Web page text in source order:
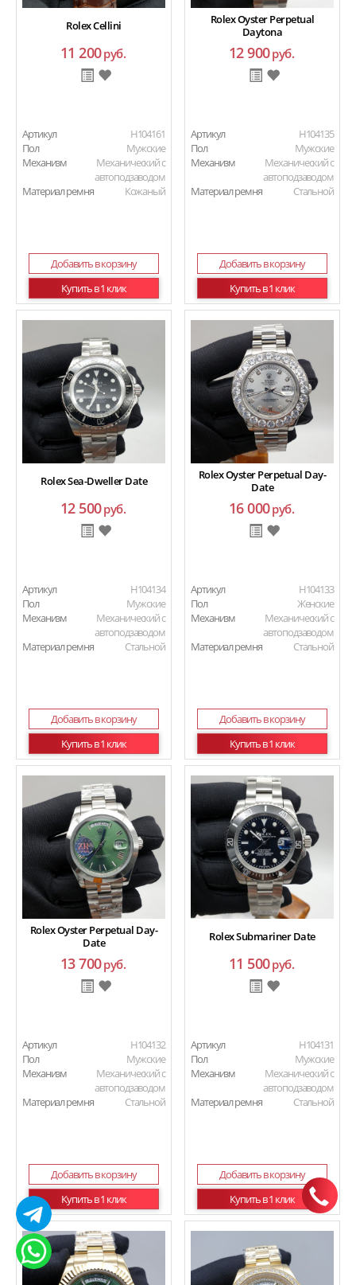
Rolex Cellini
11 200руб.
Артикул
H104161
Пол
Мужские
Механизм
Механический с
автоподзаводом
Материал ремня
Кожаный
Добавить в корзину
Купить в 1 клик
Rolex Oyster Perpetual
Daytona
12 900руб.
Артикул
H104135
Пол
Мужские
Механизм
Механический с
автоподзаводом
Материал ремня
Стальной
Добавить в корзину
Купить в 1 клик
Rolex Sea-Dweller Date
12 500руб.
Артикул
H104134
Пол
Мужские
Механизм
Механический с
автоподзаводом
Материал ремня
Стальной
Добавить в корзину
Купить в 1 клик
Rolex Oyster Perpetual Day-
Date
16 000руб.
Артикул
H104133
Пол
Женские
Механизм
Механический с
автоподзаводом
Материал ремня
Стальной
Добавить в корзину
Купить в 1 клик
Rolex Oyster Perpetual Day-
Date
13 700руб.
Артикул
H104132
Пол
Мужские
Механизм
Механический с
автоподзаводом
Материал ремня
Стальной
Добавить в корзину
Купить в 1 клик
Rolex Submariner Date
11 500руб.
Артикул
H104131
Пол
Мужские
Механизм
Механический с
автоподзаводом
Материал ремня
Стальной
Добавить в корзину
Купить в 1 клик